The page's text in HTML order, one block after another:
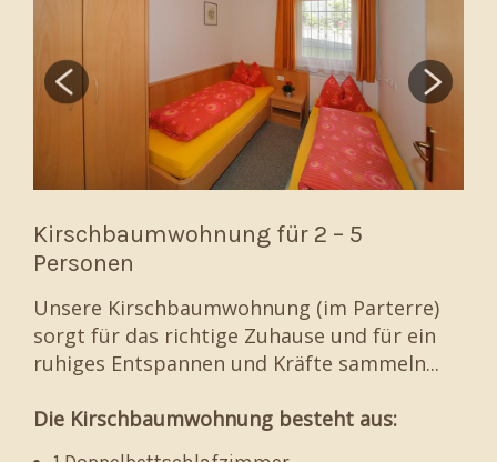
Kirschbaumwohnung für 2 – 5
Personen
Unsere Kirschbaumwohnung (im Parterre)
sorgt für das richtige Zuhause und für ein
ruhiges Entspannen und Kräfte sammeln...
Die Kirschbaumwohnung besteht aus: